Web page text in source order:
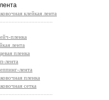
клейкая лента
пленка
лента
пленка
лента
лента
пленка
сетка